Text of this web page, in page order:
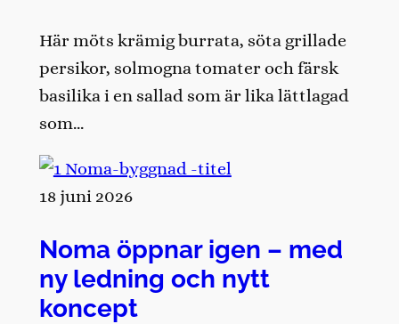
Här möts krämig burrata, söta grillade
persikor, solmogna tomater och färsk
basilika i en sallad som är lika lättlagad
som…
18 juni 2026
Noma öppnar igen – med
ny ledning och nytt
koncept